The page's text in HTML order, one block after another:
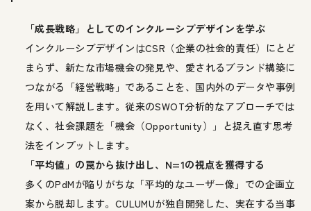
「成長戦略」としてのインクルーシブデザインを学ぶ
インクルーシブデザインはCSR（企業の社会的責任）にとど
まらず、新たな市場機会の発見や、愛されるブランド構築に
つながる「経営戦略」であることを、国内外のデータや事例
を用いて解説します。従来のSWOT分析的なアプローチでは
なく、社会課題を「機会（Opportunity）」と捉え直す思考
法をインプットします。
「平均値」の罠から抜け出し、N=1の視点を獲得する
多くのPdMが陥りがちな「平均的なユーザー像」での企画立
案から脱却します。CULUMUが独自開発した、実在する当事